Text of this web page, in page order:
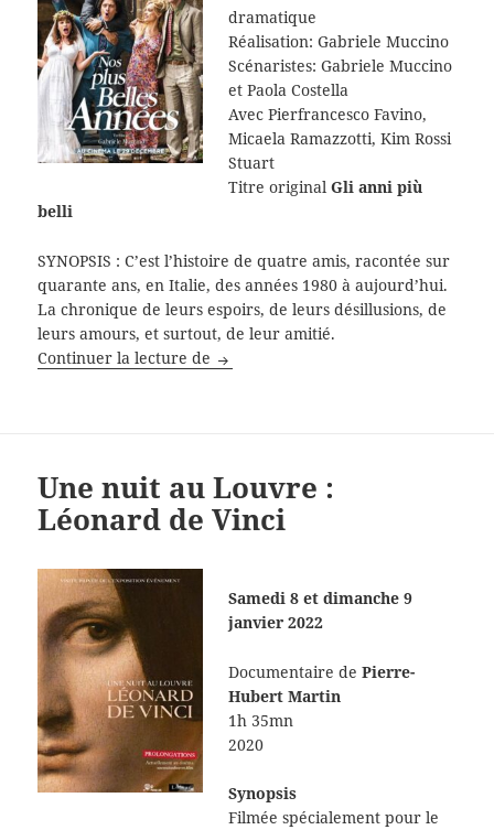
dramatique
Réalisation: Gabriele Muccino
Scénaristes: Gabriele Muccino
et Paola Costella
AvecPierfrancesco Favino,
Micaela Ramazzotti, Kim Rossi
Stuart
Titre original Gli anni più
belli
SYNOPSIS : C’est l’histoire de quatre amis, racontée sur
quarante ans, en Italie, des années 1980 à aujourd’hui.
La chronique de leurs espoirs, de leurs désillusions, de
leurs amours, et surtout, de leur amitié.
Continuer la lecture de Nos plus belles années
Une nuit au Louvre :
Léonard de Vinci
Samedi 8 et dimanche 9
janvier 2022
Documentaire de Pierre-
Hubert Martin
1h 35mn
2020
Synopsis
Filmée spécialement pour le